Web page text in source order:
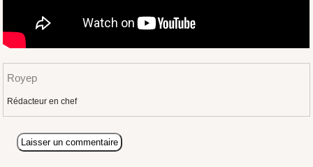
Royep
Rédacteur en chef